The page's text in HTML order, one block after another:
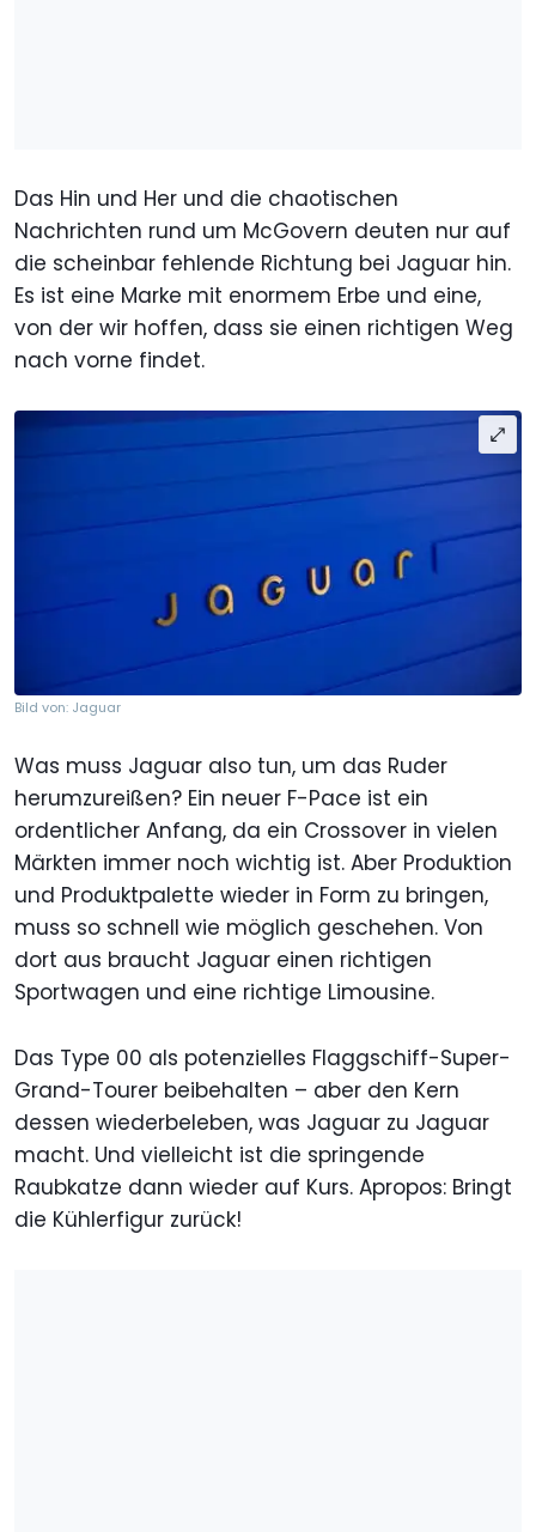
Das Hin und Her und die chaotischen
Nachrichten rund um McGovern deuten nur auf
die scheinbar fehlende Richtung bei Jaguar hin.
Es ist eine Marke mit enormem Erbe und eine,
von der wir hoffen, dass sie einen richtigen Weg
nach vorne findet.
Bild von: Jaguar
Was muss Jaguar also tun, um das Ruder
herumzureißen? Ein neuer F-Pace ist ein
ordentlicher Anfang, da ein Crossover in vielen
Märkten immer noch wichtig ist. Aber Produktion
und Produktpalette wieder in Form zu bringen,
muss so schnell wie möglich geschehen. Von
dort aus braucht Jaguar einen richtigen
Sportwagen und eine richtige Limousine.
Das Type 00 als potenzielles Flaggschiff-Super-
Grand-Tourer beibehalten – aber den Kern
dessen wiederbeleben, was Jaguar zu Jaguar
macht. Und vielleicht ist die springende
Raubkatze dann wieder auf Kurs. Apropos: Bringt
die Kühlerfigur zurück!